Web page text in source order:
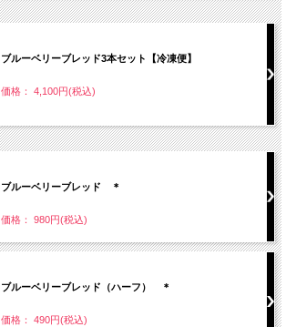
ブルーベリーブレッド3本セット【冷凍便】
価格： 4,100円(税込)
ブルーベリーブレッド ＊
価格： 980円(税込)
ブルーベリーブレッド（ハーフ） ＊
価格： 490円(税込)